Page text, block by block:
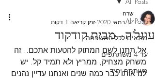
All Posts
מתאים לכל המשפחה
עד 4 משתתפים
משתתף יחיד
עוגל'ה - מבית קודקוד
שרה
17 במאי 2020
זמן קריאה 1 דקות
אל תתנו לשם המתוק להטעות אתכם.. זה
משחק מצחיק, ממריץ ולא תמיד קל. יש
לנו אותו כבר כמה שנים ואנחנו עדיין נהנים